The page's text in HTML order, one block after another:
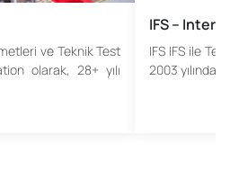
ve Teknik Test
olarak, 28+ yılı
IFS –
IFS IFS ile
2003